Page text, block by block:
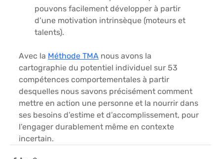
pouvons facilement développer à partir
d’une motivation intrinsèque (moteurs et
talents).
Avec la Méthode TMA nous avons la
cartographie du potentiel individuel sur 53
compétences comportementales à partir
desquelles nous savons précisément comment
mettre en action une personne et la nourrir dans
ses besoins d’estime et d’accomplissement, pour
l’engager durablement même en contexte
incertain.